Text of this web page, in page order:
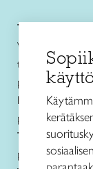
Taito Pirkanmaa
Vuolteentori 2,
p. 050 471 0691
Käsityö- ja
p. 050 560 6332
Taito Shop
p. 050 598 4367